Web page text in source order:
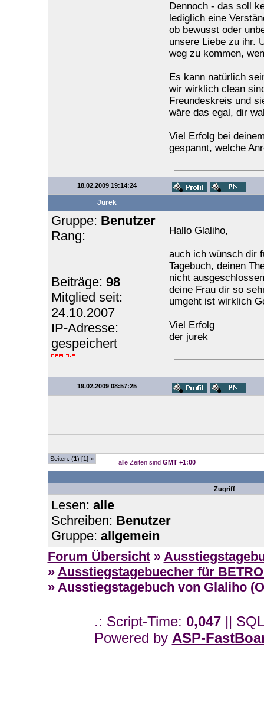
Dennoch - das soll
lediglich eine
ob bewusst oder
unsere Liebe zu ihr.
weg zu kommen,
Es kann natürlich
wir wirklich clean
Freundeskreis und
wäre das egal, dir
Viel Erfolg bei
gespannt, welche
18.02.2009 19:14:24
Jurek
Gruppe: Benutzer
Rang:
Beiträge: 98
Mitglied seit:
24.10.2007
IP-Adresse:
gespeichert
Hallo Glaliho,
auch ich wünsch dir
Tagebuch, deinen
nicht
deine Frau dir so
umgeht ist wirklich
Viel Erfolg
der jurek
19.02.2009 08:57:25
Seiten: (1) [1] » alle Zeiten sind GMT +1:00
Zugriff
Lesen: alle
Schreiben: Benutzer
Gruppe: allgemein
Forum Übersicht »
» Ausstiegstagebuecher für
» Ausstiegstagebuch von Glaliho
.: Script-Time: 0,047||
Powered by ASP-